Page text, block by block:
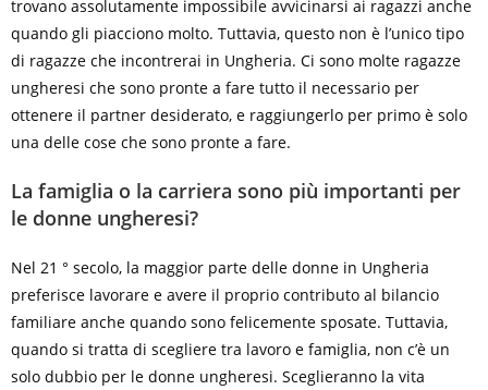
trovano assolutamente impossibile avvicinarsi ai ragazzi anche
quando gli piacciono molto. Tuttavia, questo non è l’unico tipo
di ragazze che incontrerai in Ungheria. Ci sono molte ragazze
ungheresi che sono pronte a fare tutto il necessario per
ottenere il partner desiderato, e raggiungerlo per primo è solo
una delle cose che sono pronte a fare.
La famiglia o la carriera sono più importanti per
le donne ungheresi?
Nel 21 ° secolo, la maggior parte delle donne in Ungheria
preferisce lavorare e avere il proprio contributo al bilancio
familiare anche quando sono felicemente sposate. Tuttavia,
quando si tratta di scegliere tra lavoro e famiglia, non c’è un
solo dubbio per le donne ungheresi. Sceglieranno la vita